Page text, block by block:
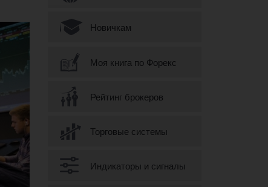
Новичкам
Моя книга по Форекс
Рейтинг брокеров
Торговые системы
Индикаторы и сигналы